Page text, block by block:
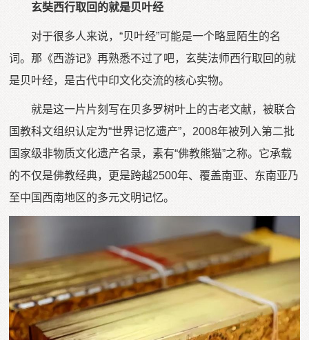
玄奘西行取回的就是贝叶经
对于很多人来说，“贝叶经”可能是一个略显陌生的名
词。那《西游记》再熟悉不过了吧，玄奘法师西行取回的就
是贝叶经，是古代中印文化交流的核心实物。
就是这一片片刻写在贝多罗树叶上的古老文献，被联合
国教科文组织认定为“世界记忆遗产”，2008年被列入第二批
国家级非物质文化遗产名录，素有“佛教熊猫”之称。它承载
的不仅是佛教经典，更是跨越2500年、覆盖南亚、东南亚乃
至中国西南地区的多元文明记忆。